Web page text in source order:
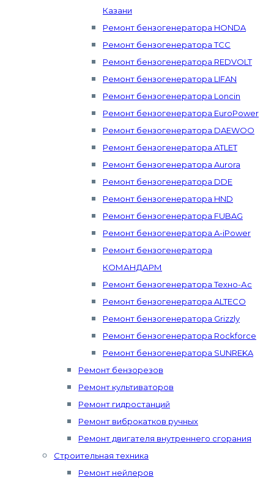
Казани
Ремонт бензогенератора HONDA
Ремонт бензогенератора ТСС
Ремонт бензогенератора REDVOLT
Ремонт бензогенератора LIFAN
Ремонт бензогенератора Loncin
Ремонт бензогенератора EuroPower
Ремонт бензогенератора DAEWOO
Ремонт бензогенератора ATLET
Ремонт бензогенератора Aurora
Ремонт бензогенератора DDE
Ремонт бензогенератора HND
Ремонт бензогенератора FUBAG
Ремонт бензогенератора A-iPower
Ремонт бензогенератора
КОМАНДАРМ
Ремонт бензогенератора Техно-Ас
Ремонт бензогенератора ALTECO
Ремонт бензогенератора Grizzly
Ремонт бензогенератора Rockforce
Ремонт бензогенератора SUNREKA
Ремонт бензорезов
Ремонт культиваторов
Ремонт гидростанций
Ремонт виброкатков ручных
Ремонт двигателя внутреннего сгорания
Строительная техника
Ремонт нейлеров